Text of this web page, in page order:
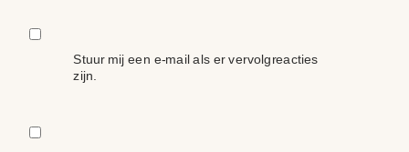
Stuur mij een e-mail als er vervolgreacties
zijn.